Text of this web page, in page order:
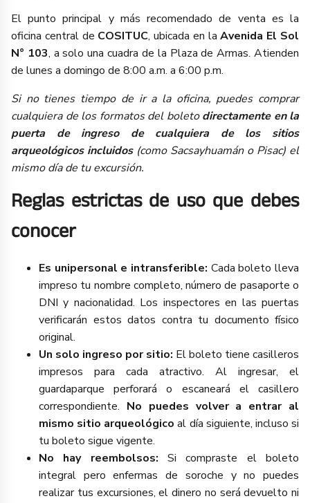
El punto principal y más recomendado de venta es la
oficina central de COSITUC, ubicada en laAvenida El Sol
N° 103, a solo una cuadra de la Plaza de Armas. Atienden
de lunes a domingo de 8:00 a.m. a 6:00 p.m.
Si no tienes tiempo de ir a la oficina, puedes comprar
cualquiera de los formatos del boletodirectamente en la
puerta de ingreso de cualquiera de los sitios
arqueológicos incluidos(como Sacsayhuamán o Pisac) el
mismo día de tu excursión.
Reglas estrictas de uso que debes
conocer
Es unipersonal e intransferible: Cada boleto lleva
impreso tu nombre completo, número de pasaporte o
DNI y nacionalidad. Los inspectores en las puertas
verificarán estos datos contra tu documento físico
original.
Un solo ingreso por sitio: El boleto tiene casilleros
impresos para cada atractivo. Al ingresar, el
guardaparque perforará o escaneará el casillero
correspondiente. No puedes volver a entrar al
mismo sitio arqueológico al día siguiente, incluso si
tu boleto sigue vigente.
No hay reembolsos: Si compraste el boleto
integral pero enfermas de soroche y no puedes
realizar tus excursiones, el dinero no será devuelto ni